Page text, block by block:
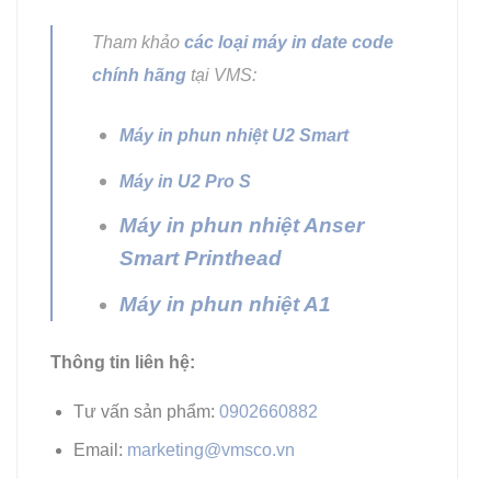
Tham khảo các loại máy in date code
chính hãng tại VMS:
Máy in phun nhiệt U2 Smart
Máy in U2 Pro S
Máy in phun nhiệt Anser
Smart Printhead
Máy in phun nhiệt A1
Thông tin liên hệ:
Tư vấn sản phẩm: 0902660882
Email: marketing@vmsco.vn